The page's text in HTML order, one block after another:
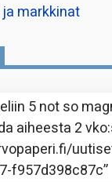
markkinat
5 not so
aiheesta 2
f957d398c87c”